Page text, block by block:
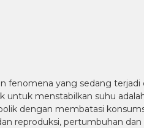
fenomena yang sedang
menstabilkan suhu
dengan membatasi
reproduksi, pertumbuhan